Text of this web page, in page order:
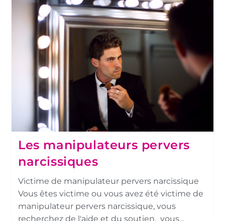
Les manipulateurs pervers
narcissiques
Victime de manipulateur pervers narcissique
Vous êtes victime ou vous avez été victime de
manipulateur pervers narcissique, vous
recherchez de l'aide et du soutien, vous…